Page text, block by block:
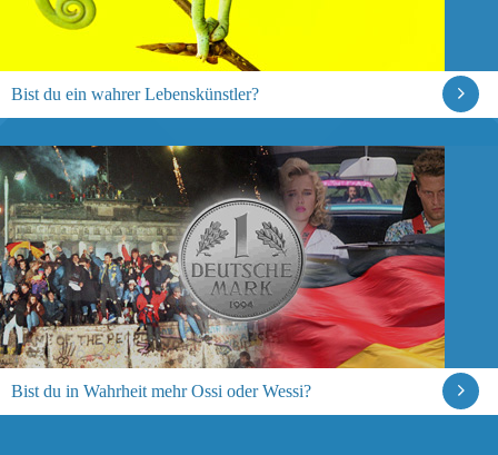
Bist du ein wahrer Lebenskünstler?
Bist du in Wahrheit mehr Ossi oder Wessi?